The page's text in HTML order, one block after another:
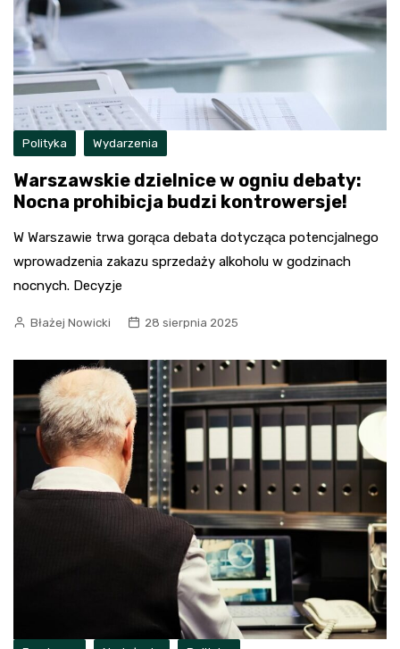
Polityka Wydarzenia
Warszawskie dzielnice w ogniu debaty:
Nocna prohibicja budzi kontrowersje!
W Warszawie trwa gorąca debata dotycząca potencjalnego
wprowadzenia zakazu sprzedaży alkoholu w godzinach
nocnych. Decyzje
Błażej Nowicki 28 sierpnia 2025